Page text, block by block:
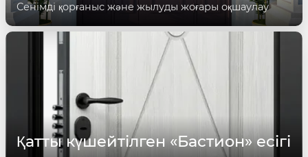
Сенімді қорғаныс және жылуды жоғары оқшаулау
Қатты күшейтілген «Бастион» есігі